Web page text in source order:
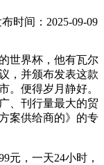
布时间：2025-09-09
世界杯，他有瓦尔
，并颁布发表这款
。便得岁月静好。
、刊行量最大的贸
案供给商的》的专
，一天24小时，